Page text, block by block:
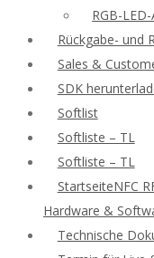
RGB-
Rückgabe- und
Sales &
SDK
Softlist
Softliste – TL
Softliste – TL
StartseiteNFC
Hardware &
Technische